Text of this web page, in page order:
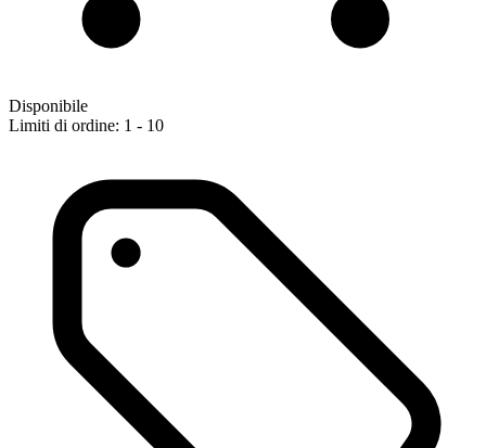
Disponibile
Limiti di ordine: 1 - 10